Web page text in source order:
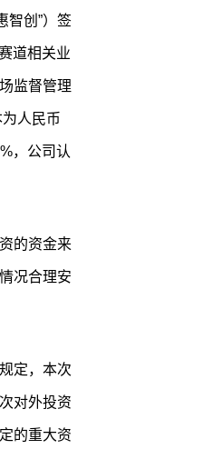
智创”）签
道相关业
监督管理
人民币
，公司认
的资金来
况合理安
定，本次
对外投资
的重大资